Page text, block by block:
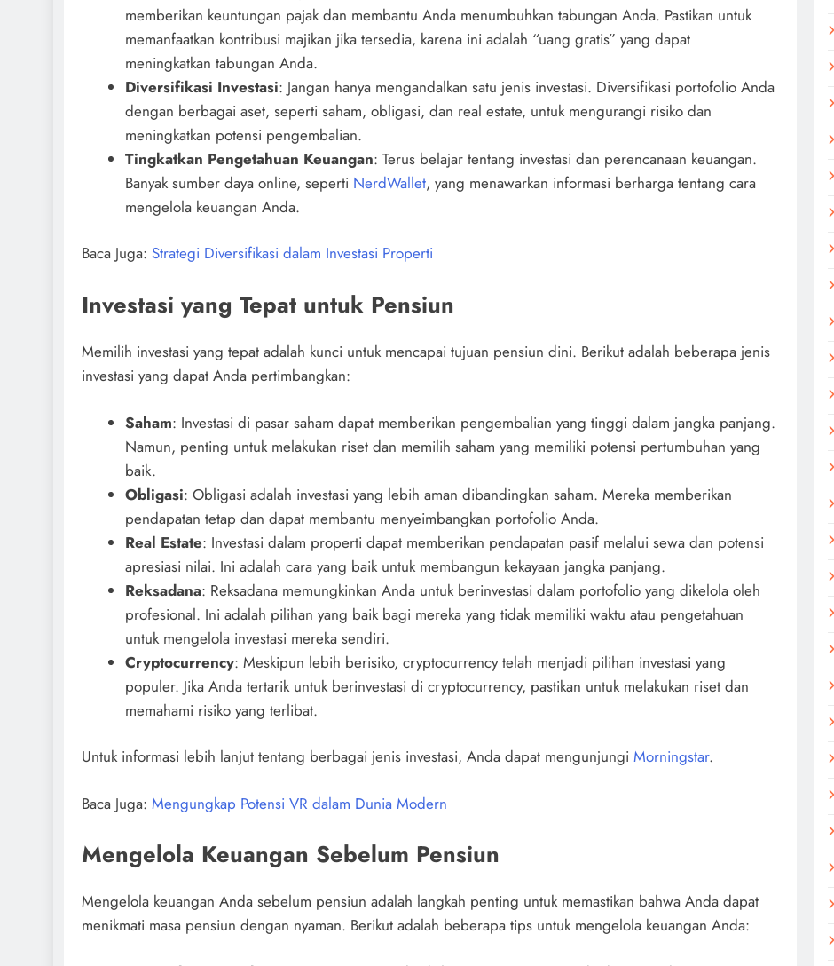
memberikan keuntungan pajak dan membantu Anda menumbuhkan tabungan Anda. Pastikan untuk
memanfaatkan kontribusi majikan jika tersedia, karena ini adalah “uang gratis” yang dapat
meningkatkan tabungan Anda.
Diversifikasi Investasi: Jangan hanya mengandalkan satu jenis investasi. Diversifikasi portofolio Anda
dengan berbagai aset, seperti saham, obligasi, dan real estate, untuk mengurangi risiko dan
meningkatkan potensi pengembalian.
Tingkatkan Pengetahuan Keuangan: Terus belajar tentang investasi dan perencanaan keuangan.
Banyak sumber daya online, seperti NerdWallet, yang menawarkan informasi berharga tentang cara
mengelola keuangan Anda.
Baca Juga: Strategi Diversifikasi dalam Investasi Properti
Investasi yang Tepat untuk Pensiun
Memilih investasi yang tepat adalah kunci untuk mencapai tujuan pensiun dini. Berikut adalah beberapa jenis
investasi yang dapat Anda pertimbangkan:
Saham: Investasi di pasar saham dapat memberikan pengembalian yang tinggi dalam jangka panjang.
Namun, penting untuk melakukan riset dan memilih saham yang memiliki potensi pertumbuhan yang
baik.
Obligasi: Obligasi adalah investasi yang lebih aman dibandingkan saham. Mereka memberikan
pendapatan tetap dan dapat membantu menyeimbangkan portofolio Anda.
Real Estate: Investasi dalam properti dapat memberikan pendapatan pasif melalui sewa dan potensi
apresiasi nilai. Ini adalah cara yang baik untuk membangun kekayaan jangka panjang.
Reksadana: Reksadana memungkinkan Anda untuk berinvestasi dalam portofolio yang dikelola oleh
profesional. Ini adalah pilihan yang baik bagi mereka yang tidak memiliki waktu atau pengetahuan
untuk mengelola investasi mereka sendiri.
Cryptocurrency: Meskipun lebih berisiko, cryptocurrency telah menjadi pilihan investasi yang
populer. Jika Anda tertarik untuk berinvestasi di cryptocurrency, pastikan untuk melakukan riset dan
memahami risiko yang terlibat.
Untuk informasi lebih lanjut tentang berbagai jenis investasi, Anda dapat mengunjungi Morningstar.
Baca Juga: Mengungkap Potensi VR dalam Dunia Modern
Mengelola Keuangan Sebelum Pensiun
Mengelola keuangan Anda sebelum pensiun adalah langkah penting untuk memastikan bahwa Anda dapat
menikmati masa pensiun dengan nyaman. Berikut adalah beberapa tips untuk mengelola keuangan Anda: